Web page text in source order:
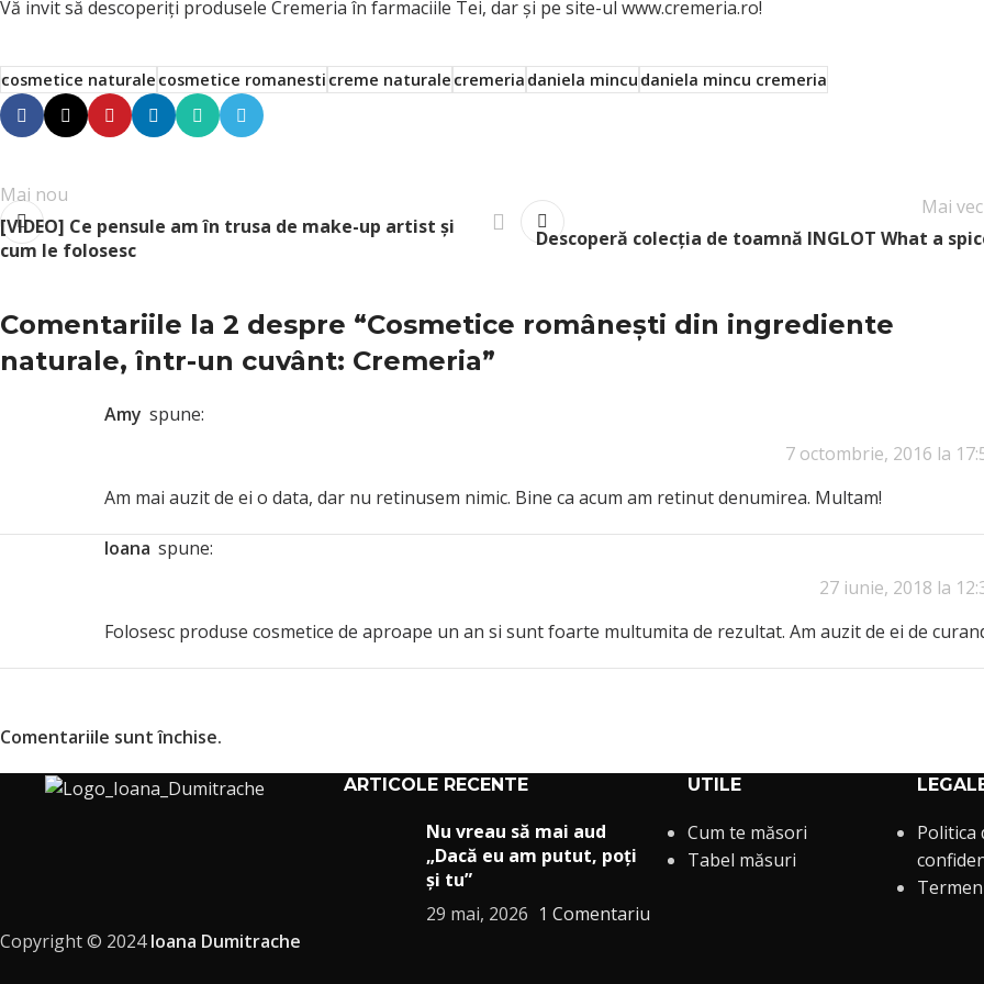
Vă invit să descoperiți produsele Cremeria în farmaciile Tei, dar și pe site-ul www.cremeria.ro!
cosmetice naturalecosmetice romanesticreme naturalecremeriadaniela mincudaniela mincu cremeria
Mai nou
[VIDEO] Ce pensule am în trusa de make-up artist și
cum le folosesc
Mai
Descoperă colecția de toamnă INGLOT What a
Comentariile la 2 despre “Cosmetice românești din ingrediente
naturale, într-un cuvânt: Cremeria”
Amy spune:
7 octombrie, 2016 la
Am mai auzit de ei o data, dar nu retinusem nimic. Bine ca acum am retinut denumirea. Multam!
Ioana spune:
27 iunie, 2018 la
Folosesc produse cosmetice de aproape un an si sunt foarte multumita de rezultat. Am auzit de ei de
Comentariile sunt închise.
ARTICOLE RECENTE
Nu vreau să mai aud
„Dacă eu am putut, poți
și tu”
29 mai, 2026 1 Comentariu
UTILE
Cum te măsori
Tabel măsuri
Politica
Copyright © 2024Ioana Dumitrache